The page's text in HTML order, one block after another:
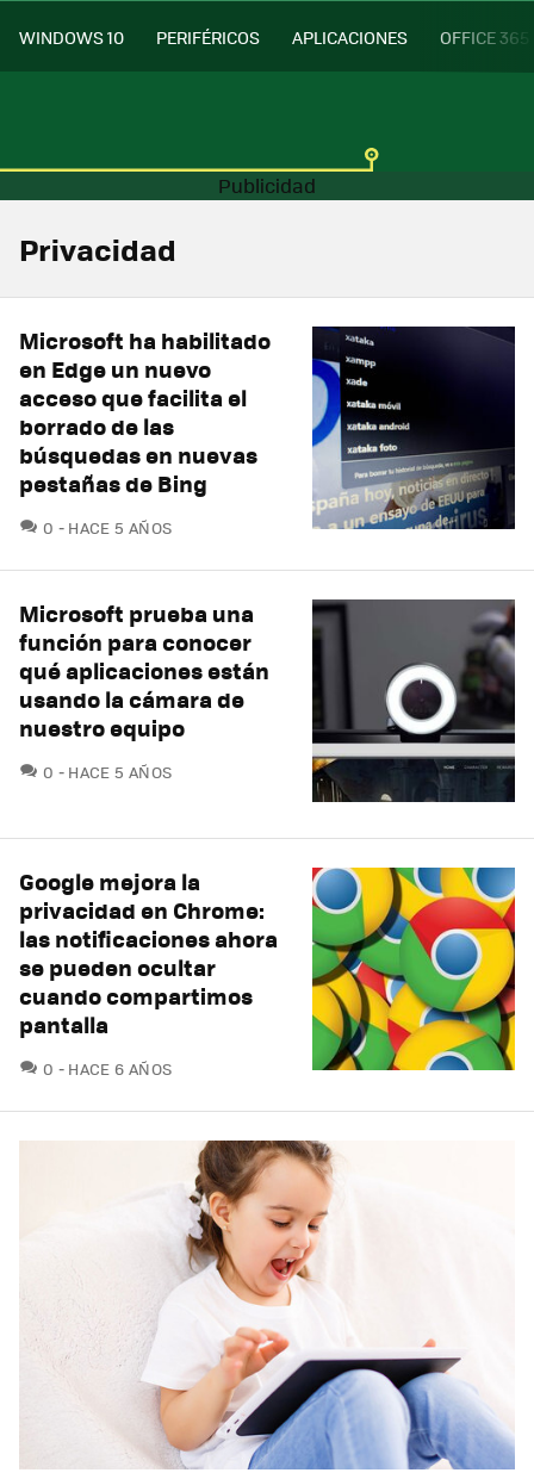
WINDOWS 10 PERIFÉRICOS APLICACIONES OFFICE 365
Privacidad
Microsoft ha habilitado
en Edge un nuevo
acceso que facilita el
borrado de las
búsquedas en nuevas
pestañas de Bing
0 COMENTARIOS
HACE 5 AÑOS
Microsoft prueba una
función para conocer
qué aplicaciones están
usando la cámara de
nuestro equipo
0 COMENTARIOS
HACE 5 AÑOS
Google mejora la
privacidad en Chrome:
las notificaciones ahora
se pueden ocultar
cuando compartimos
pantalla
0 COMENTARIOS
HACE 6 AÑOS